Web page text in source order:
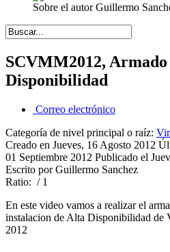
Sobre el autor Guillermo
SCVMM2012,
Disponibilidad
Correo electrónico
Categoría de nivel principal o raíz:
Creado en Jueves, 16 Agosto 2012
01 Septiembre 2012 Publicado el
Escrito por Guillermo Sanchez
Ratio: / 1
En este video vamos a realizar el
instalacion de Alta Disponibilidad de
2012